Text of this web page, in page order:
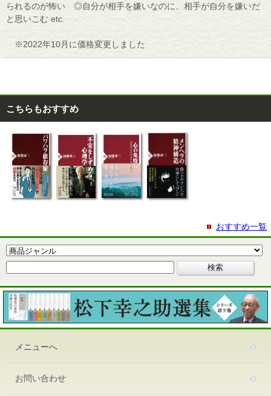
られるのが怖い ◎自分が相手を嫌いなのに、相手が自分を嫌いだ
と思いこむ etc.
※2022年10月に価格変更しました
こちらもおすすめ
おすすめ一覧
メニューへ
お問い合わせ